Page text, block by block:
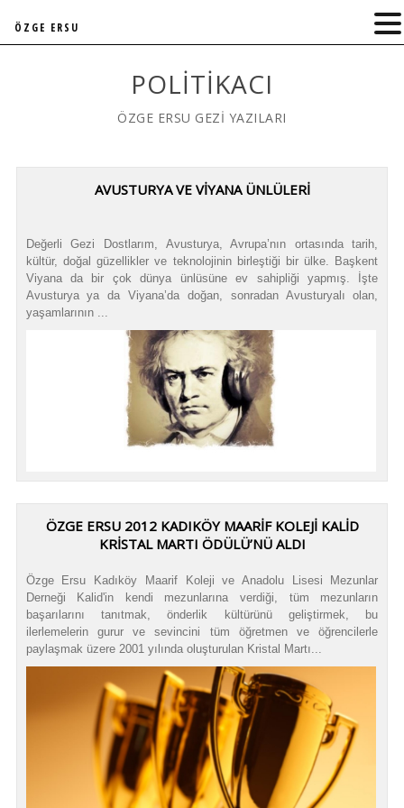
POLITIKACI
ÖZGE ERSU GEZİ YAZILARI
AVUSTURYA VE VİYANA ÜNLÜLERİ
Değerli Gezi Dostlarım, Avusturya, Avrupa’nın ortasında tarih,
kültür, doğal güzellikler ve teknolojinin birleştiği bir ülke. Başkent
Viyana da bir çok dünya ünlüsüne ev sahipliği yapmış. İşte
Avusturya ya da Viyana’da doğan, sonradan Avusturyalı olan,
yaşamlarının ...
ÖZGE ERSU 2012 KADIKÖY MAARİF KOLEJİ KALİD
KRİSTAL MARTI ÖDÜLÜ’NÜ ALDI
Özge Ersu Kadıköy Maarif Koleji ve Anadolu Lisesi Mezunlar
Derneği Kalid'in kendi mezunlarına verdiği, tüm mezunların
başarılarını tanıtmak, önderlik kültürünü geliştirmek, bu
ilerlemelerin gurur ve sevincini tüm öğretmen ve öğrencilerle
paylaşmak üzere 2001 yılında oluşturulan Kristal Martı...
ÖZGE ERSU